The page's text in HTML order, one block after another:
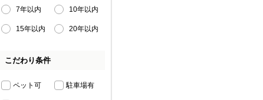
7年以内 10年以内
15年以内 20年以内
こだわり条件
ペット可 駐車場有